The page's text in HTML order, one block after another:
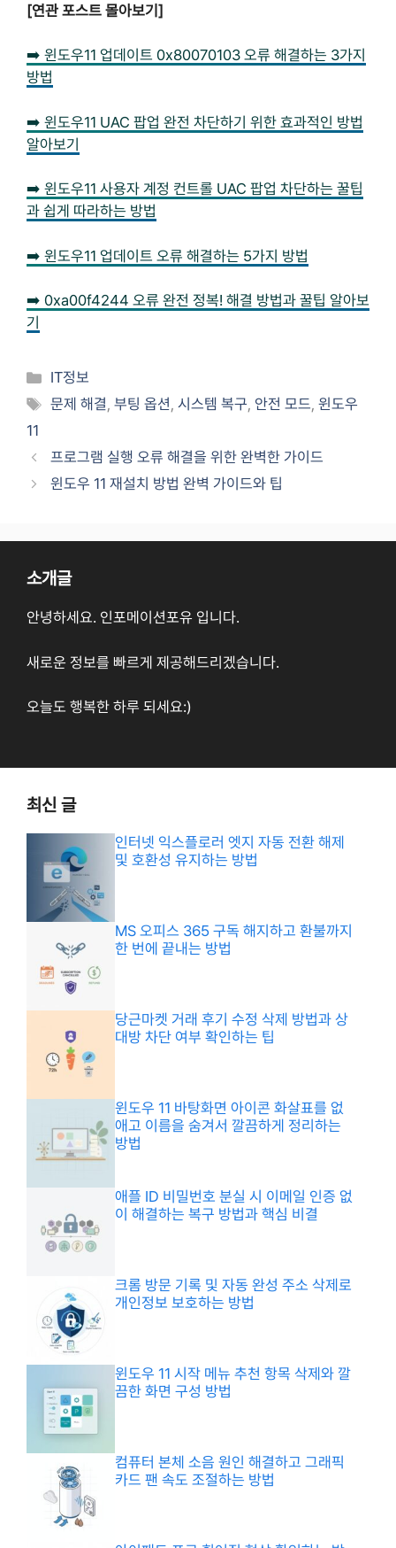
[연관 포스트 몰아보기]
➡️ 윈도우11 업데이트 0x80070103 오류 해결하는 3가지
방법
➡️ 윈도우11 UAC 팝업 완전 차단하기 위한 효과적인 방법
알아보기
➡️ 윈도우11 사용자 계정 컨트롤 UAC 팝업 차단하는 꿀팁
과 쉽게 따라하는 방법
➡️ 윈도우11 업데이트 오류 해결하는 5가지 방법
➡️ 0xa00f4244 오류 완전 정복! 해결 방법과 꿀팁 알아보
기
Categories
IT정보
Tags
문제 해결,부팅 옵션,시스템 복구, 안전 모드,윈도우
11
프로그램 실행 오류 해결을 위한 완벽한 가이드
윈도우 11 재설치 방법 완벽 가이드와 팁
소개글
안녕하세요. 인포메이션포유 입니다.
새로운 정보를 빠르게 제공해드리겠습니다.
오늘도 행복한 하루 되세요:)
최신 글
인터넷 익스플로러 엣지 자동 전환 해제
및 호환성 유지하는 방법
MS 오피스 365 구독 해지하고 환불까지
한 번에 끝내는 방법
당근마켓 거래 후기 수정 삭제 방법과 상
대방 차단 여부 확인하는 팁
윈도우 11 바탕화면 아이콘 화살표를 없
애고 이름을 숨겨서 깔끔하게 정리하는
방법
애플 ID 비밀번호 분실 시 이메일 인증 없
이 해결하는 복구 방법과 핵심 비결
크롬 방문 기록 및 자동 완성 주소 삭제로
개인정보 보호하는 방법
윈도우 11 시작 메뉴 추천 항목 삭제와 깔
끔한 화면 구성 방법
컴퓨터 본체 소음 원인 해결하고 그래픽
카드 팬 속도 조절하는 방법